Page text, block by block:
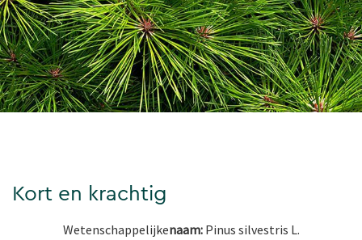
Kort en krachtig
Wetenschappelijkenaam:Pinus silvestris L.